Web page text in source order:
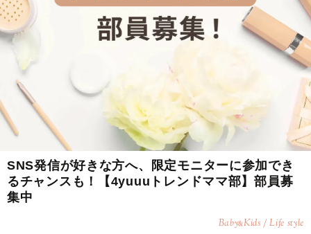
SNS発信が好きな方へ、限定モニターに参加でき
るチャンスも！【4yuuuトレンドママ部】部員募
集中
Baby&Kids / Life style